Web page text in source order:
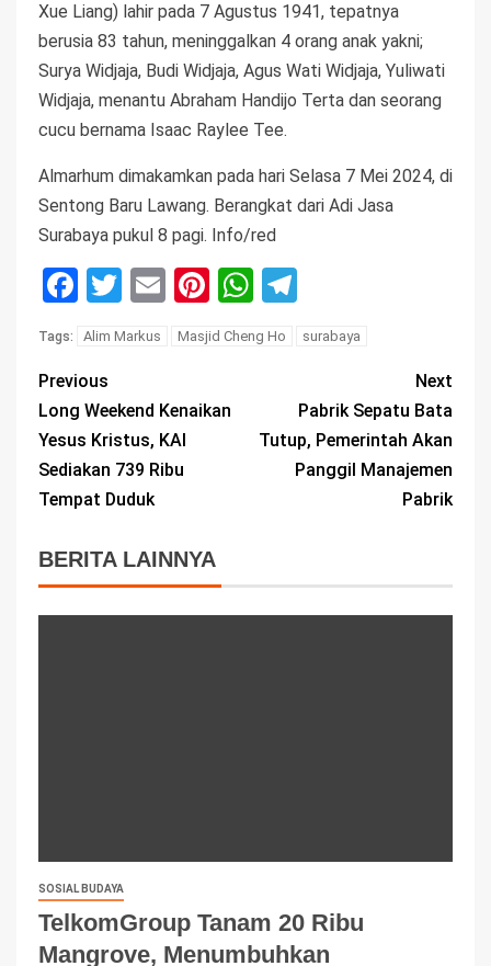
Xue Liang) lahir pada 7 Agustus 1941, tepatnya
berusia 83 tahun, meninggalkan 4 orang anak yakni;
Surya Widjaja, Budi Widjaja, Agus Wati Widjaja, Yuliwati
Widjaja, menantu Abraham Handijo Terta dan seorang
cucu bernama Isaac Raylee Tee.
Almarhum dimakamkan pada hari Selasa 7 Mei 2024, di
Sentong Baru Lawang. Berangkat dari Adi Jasa
Surabaya pukul 8 pagi. Info/red
Facebook
Twitter
EmailPinterest
WhatsApp
Tags: Alim Markus Masjid Cheng Ho surabaya
Previous
Long Weekend Kenaikan
Yesus Kristus, KAI
Sediakan 739 Ribu
Tempat Duduk
Next
Pabrik Sepatu Bata
Tutup, Pemerintah Akan
Panggil Manajemen
Pabrik
BERITA LAINNYA
SOSIAL BUDAYA
TelkomGroup Tanam 20 Ribu
Mangrove, Menumbuhkan